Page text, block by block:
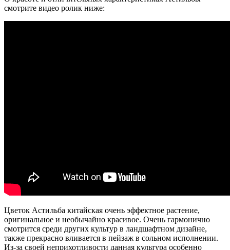
смотрите видео ролик ниже:
Цветок Астильба китайская очень эффектное растение,
оригинальное и необычайно красивое. Очень гармонично
смотрится среди других культур в ландшафтном дизайне,
также прекрасно вливается в пейзаж в сольном исполнении.
Из-за своей неприхотливости данная культура особенно